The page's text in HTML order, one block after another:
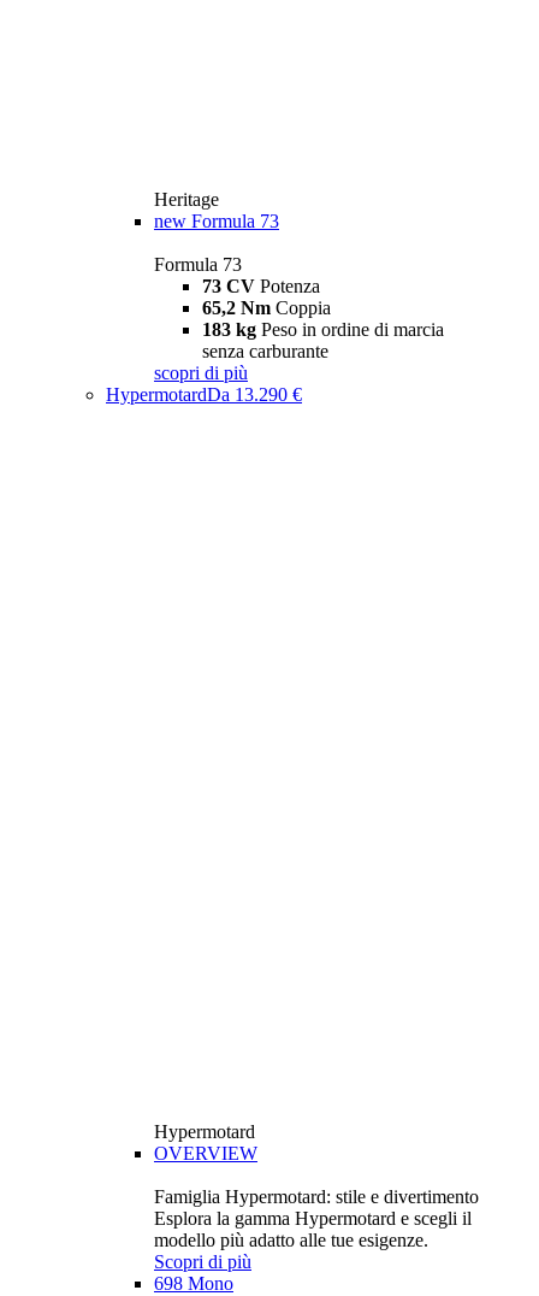
Heritage
new Formula 73
Formula 73
73 CV Potenza
65,2 Nm Coppia
183 kg Peso in ordine di marcia
senza carburante
scopri di più
HypermotardDa 13.290 €
Hypermotard
OVERVIEW
Famiglia Hypermotard: stile e divertimento
Esplora la gamma Hypermotard e scegli il
modello più adatto alle tue esigenze.
Scopri di più
698 Mono